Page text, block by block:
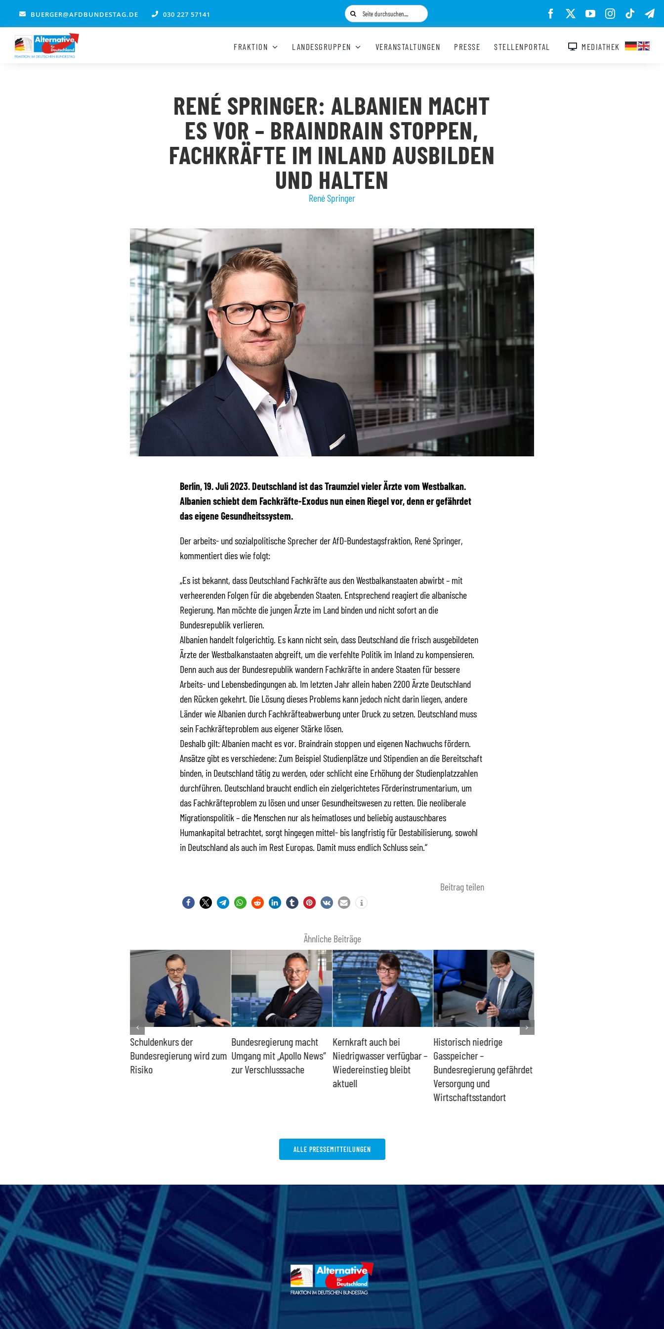
springen
BUERGER@AFDBUNDESTAG.DE 030 227 57141
Suche
nach:
FRAKTION LANDESGRUPPEN VERANSTALTUNGEN PRESSE STELLENPORTAL MEDIATHEK
RENÉ SPRINGER: ALBANIEN MACHT
ES VOR – BRAINDRAIN STOPPEN,
FACHKRÄFTE IM INLAND AUSBILDEN
UND HALTEN
René Springer
Berlin, 19. Juli 2023. Deutschland ist das Traumziel vieler Ärzte vom Westbalkan.
Albanien schiebt dem Fachkräfte-Exodus nun einen Riegel vor, denn er gefährdet
das eigene Gesundheitssystem.
Der arbeits- und sozialpolitische Sprecher der AfD-Bundestagsfraktion, René Springer,
kommentiert dies wie folgt:
„Es ist bekannt, dass Deutschland Fachkräfte aus den Westbalkanstaaten abwirbt – mit
verheerenden Folgen für die abgebenden Staaten. Entsprechend reagiert die albanische
Regierung. Man möchte die jungen Ärzte im Land binden und nicht sofort an die
Bundesrepublik verlieren.
Albanien handelt folgerichtig. Es kann nicht sein, dass Deutschland die frisch ausgebildeten
Ärzte der Westbalkanstaaten abgreift, um die verfehlte Politik im Inland zu kompensieren.
Denn auch aus der Bundesrepublik wandern Fachkräfte in andere Staaten für bessere
Arbeits- und Lebensbedingungen ab. Im letzten Jahr allein haben 2200 Ärzte Deutschland
den Rücken gekehrt. Die Lösung dieses Problems kann jedoch nicht darin liegen, andere
Länder wie Albanien durch Fachkräfteabwerbung unter Druck zu setzen. Deutschland muss
sein Fachkräfteproblem aus eigener Stärke lösen.
Deshalb gilt: Albanien macht es vor. Braindrain stoppen und eigenen Nachwuchs fördern.
Ansätze gibt es verschiedene: Zum Beispiel Studienplätze und Stipendien an die Bereitschaft
binden, in Deutschland tätig zu werden, oder schlicht eine Erhöhung der Studienplatzzahlen
durchführen. Deutschland braucht endlich ein zielgerichtetes Förderinstrumentarium, um
das Fachkräfteproblem zu lösen und unser Gesundheitswesen zu retten. Die neoliberale
Migrationspolitik – die Menschen nur als heimatloses und beliebig austauschbares
Humankapital betrachtet, sorgt hingegen mittel- bis langfristig für Destabilisierung, sowohl
in Deutschland als auch im Rest Europas. Damit muss endlich Schluss sein.“
Beitrag teilen
Ähnliche Beiträge
Schuldenkurs der
Bundesregierung wird zum
Risiko
Bundesregierung macht
Umgang mit „Apollo News“
zur Verschlusssache
Kernkraft auch bei
Niedrigwasser verfügbar –
Wiedereinstieg bleibt
aktuell
Historisch niedrige
Gasspeicher –
Bundesregierung gefährdet
Versorgung und
Wirtschaftsstandort
ALLE PRESSEMITTEILUNGEN